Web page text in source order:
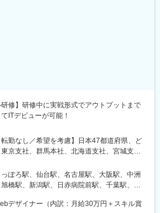
研修】研修中に実戦形式でアウトプットまで
ITデビューが可能！
転勤なし／希望を考慮】日本47都道府県、ど
京支社、群馬本社、北海道支社、宮城支
支社、大阪支社、福岡支社、新潟支社、広島
支店、千葉支店、神奈川支店、熊本支店、
近郊のプロジェクト先）★リモートワーク
転勤なし★受動喫煙対策：屋内全面禁煙ま
ぽろ駅、仙台駅、名古屋駅、大阪駅、中洲
橋駅、新潟駅、日赤病院前駅、千葉駅、新
(香川県)、近鉄四日市駅、札幌駅、バスセン
デザイナー（内訳：月給30万円＋スキル賞